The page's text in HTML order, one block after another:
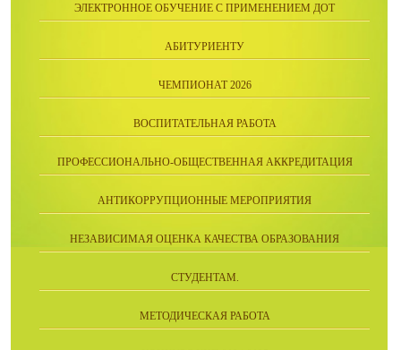
ЭЛЕКТРОННОЕ ОБУЧЕНИЕ С ПРИМЕНЕНИЕМ ДОТ
АБИТУРИЕНТУ
ЧЕМПИОНАТ 2026
ВОСПИТАТЕЛЬНАЯ РАБОТА
ПРОФЕССИОНАЛЬНО-ОБЩЕСТВЕННАЯ АККРЕДИТАЦИЯ
АНТИКОРРУПЦИОННЫЕ МЕРОПРИЯТИЯ
НЕЗАВИСИМАЯ ОЦЕНКА КАЧЕСТВА ОБРАЗОВАНИЯ
СТУДЕНТАМ.
МЕТОДИЧЕСКАЯ РАБОТА